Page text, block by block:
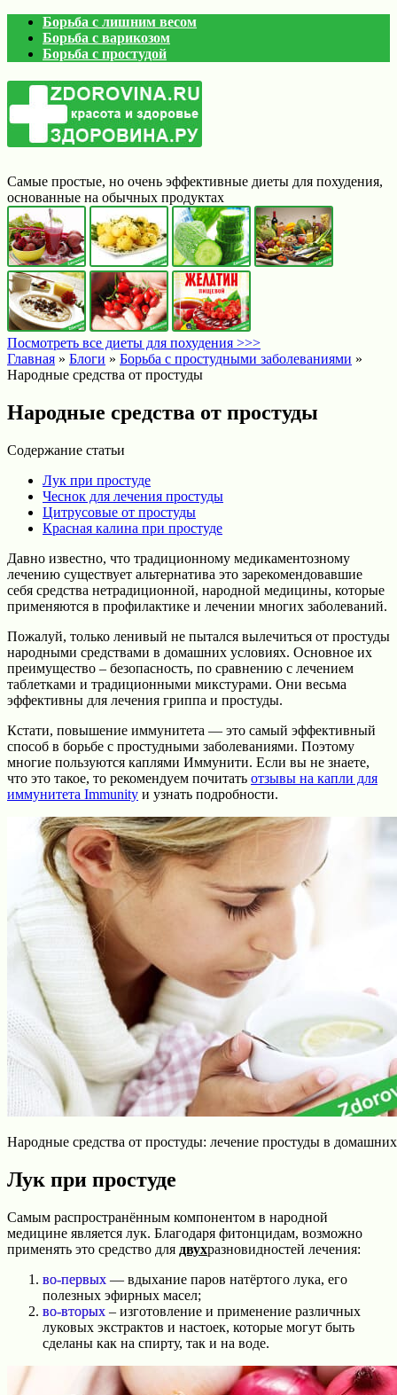
Борьба с лишним весом
Борьба с варикозом
Борьба с простудой
Самые простые, но очень эффективные диеты для похудения,
основанные на обычных продуктах
Посмотреть все диеты для похудения >>>
Главная » Блоги » Борьба с простудными заболеваниями »
Народные средства от простуды
Народные средства от простуды
Содержание статьи
Лук при простуде
Чеснок для лечения простуды
Цитрусовые от простуды
Красная калина при простуде
Давно известно, что традиционному медикаментозному
лечению существует альтернатива это зарекомендовавшие
себя средства нетрадиционной, народной медицины, которые
применяются в профилактике и лечении многих заболеваний.
Пожалуй, только ленивый не пытался вылечиться от простуды
народными средствами в домашних условиях. Основное их
преимущество – безопасность, по сравнению с лечением
таблетками и традиционными микстурами. Они весьма
эффективны для лечения гриппа и простуды.
Кстати, повышение иммунитета — это самый эффективный
способ в борьбе с простудными заболеваниями. Поэтому
многие пользуются каплями Иммунити. Если вы не знаете,
что это такое, то рекомендуем почитать отзывы на капли для
иммунитета Immunity и узнать подробности.
Народные средства от простуды: лечение простуды в
Лук при простуде
Самым распространённым компонентом в народной
медицине является лук. Благодаря фитонцидам, возможно
применять это средство для двухразновидностей лечения:
во-первых — вдыхание паров натёртого лука, его
полезных эфирных масел;
во-вторых – изготовление и применение различных
луковых экстрактов и настоек, которые могут быть
сделаны как на спирту, так и на воде.